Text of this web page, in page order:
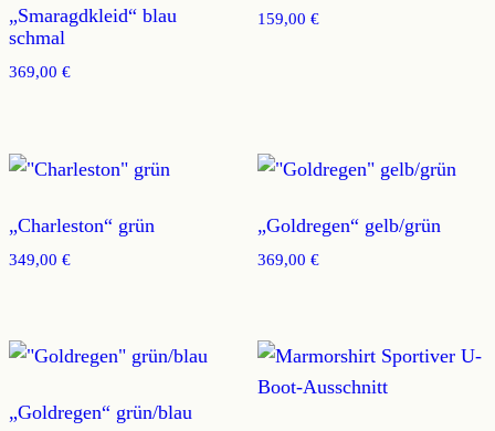
„Smaragdkleid“ blau
schmal
369,00 €
159,00 €
„Charleston“ grün
349,00 €
„Goldregen“ gelb/grün
369,00 €
„Goldregen“ grün/blau